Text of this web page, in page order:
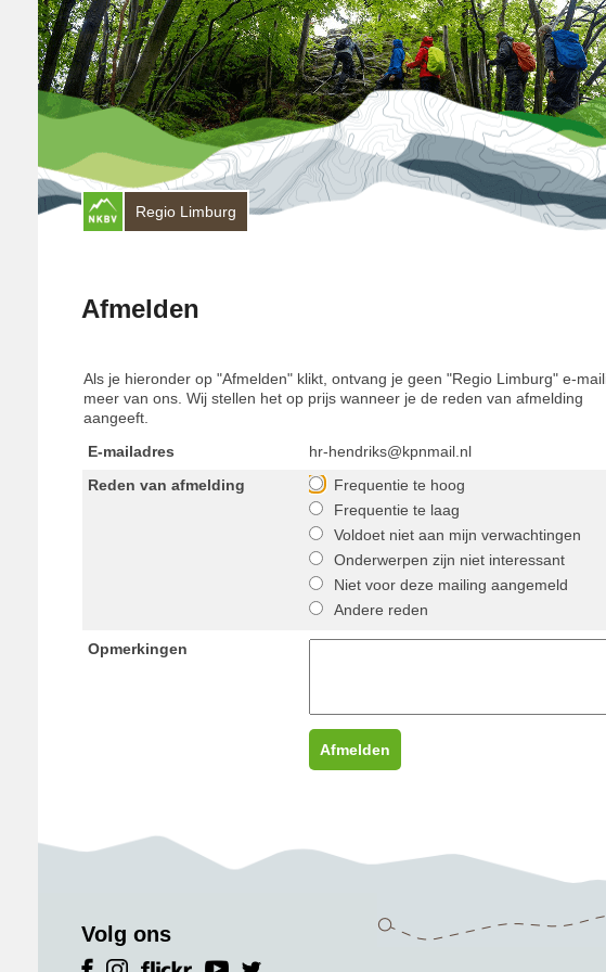
Regio Limburg
Afmelden
Als je hieronder op "Afmelden" klikt, ontvang je geen "Regio Limburg" e-
meer van ons. Wij stellen het op prijs wanneer je de reden van afmelding
aangeeft.
E-mailadres
hr-hendriks@kpnmail.nl
Reden van afmelding
Frequentie te hoog
Frequentie te laag
Voldoet niet aan mijn verwachtingen
Onderwerpen zijn niet interessant
Niet voor deze mailing aangemeld
Andere reden
Opmerkingen
Volg ons